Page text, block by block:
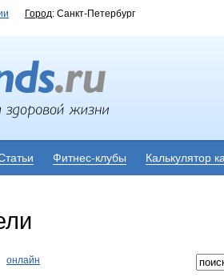
Город: Санкт-Петербург
Фитнес-клубы Калькулятор
онлайн